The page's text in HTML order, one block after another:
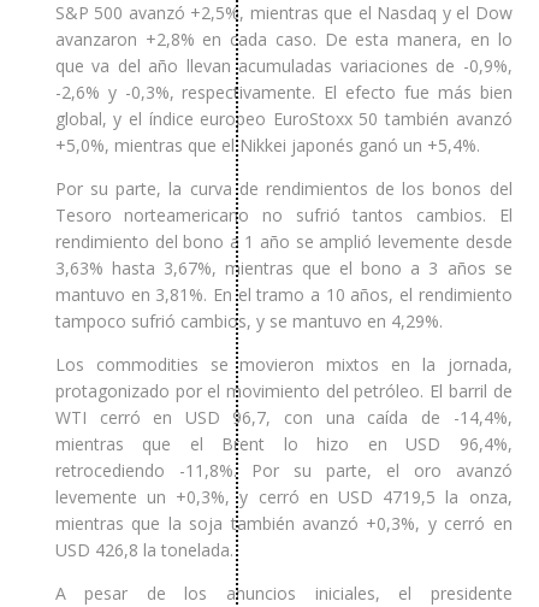
S&P 500 avanzó +2,5%, mientras que el Nasdaq y el Dow
avanzaron +2,8% en cada caso. De esta manera, en lo
que va del año llevan acumuladas variaciones de -0,9%,
-2,6% y -0,3%, respectivamente. El efecto fue más bien
global, y el índice europeo EuroStoxx 50 también avanzó
+5,0%, mientras que el Nikkei japonés ganó un +5,4%.
Por su parte, la curva de rendimientos de los bonos del
Tesoro norteamericano no sufrió tantos cambios. El
rendimiento del bono a 1 año se amplió levemente desde
3,63% hasta 3,67%, mientras que el bono a 3 años se
mantuvo en 3,81%. En el tramo a 10 años, el rendimiento
tampoco sufrió cambios, y se mantuvo en 4,29%.
Los commodities se movieron mixtos en la jornada,
protagonizado por el movimiento del petróleo. El barril de
WTI cerró en USD 96,7, con una caída de -14,4%,
mientras que el Brent lo hizo en USD 96,4%,
retrocediendo -11,8%. Por su parte, el oro avanzó
levemente un +0,3%, y cerró en USD 4719,5 la onza,
mientras que la soja también avanzó +0,3%, y cerró en
USD 426,8 la tonelada.
A pesar de los anuncios iniciales, el presidente